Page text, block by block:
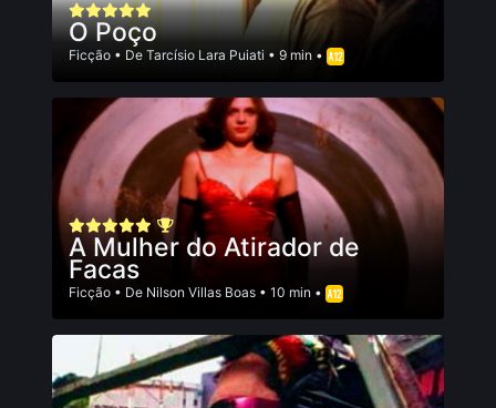
O Poço
Ficção • De Tarcísio Lara Puiati • 9 min •
A Mulher do Atirador de
Facas
Ficção • De Nilson Villas Boas • 10 min •